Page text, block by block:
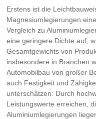
Erstens ist die
Magnesiumlegierungen
Vergleich zu
eine geringere Dichte auf,
Gesamtgewichts von
insbesondere in Branchen
Automobilbau von großer
auch Festigkeit und
unterschätzen: Durch
Leistungswerte erreichen,
Aluminiumlegierungen